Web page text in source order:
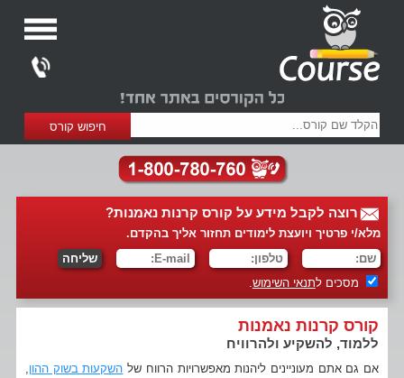
רוצה לקבל מידע על קורס קרנות נאמנות?
מלא/י פרטיך ויועצת לימודים תחזור אליך בהקדם.
מסכים לתנאי השימוש.
קורס קרנות נאמנות
ללמוד, להשקיע ולהרוויח
אם גם אתם מעוניינים ליהנות מאפשרויות הרווח של השקעות בשוק ההון,